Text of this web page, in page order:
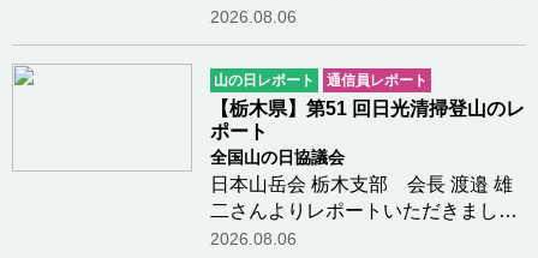
頂についたときがすごく嬉しかった
し景色もきれいで感動した。仙丈小
屋で景色を見ながらコーヒーをみん
なで飲んだのが楽しかった。下山し
ているとき少し…つづきを読む
2026.08.06
山の日レポート 通信員レポート
【栃木県】第51 回日光清掃登山のレ
ポート
全国山の日協議会
日本山岳会 栃木支部 会長 渡邉 雄
二さんよりレポートいただきました
第51 回「日光清掃登山」を、県山
2026.08.06